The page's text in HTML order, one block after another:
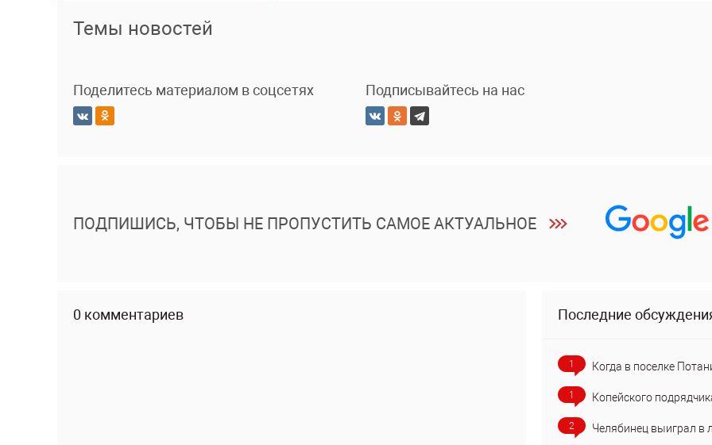
Темы новостей
Поделитесь материалом в соцсетях Подписывайтесь на нас
ПОДПИШИСЬ, ЧТОБЫ НЕ ПРОПУСТИТЬ САМОЕ АКТУАЛЬНОЕ
0 комментариев Последние
1 Когда в поселке
1 Копейского
2 Челябинец выиграл в